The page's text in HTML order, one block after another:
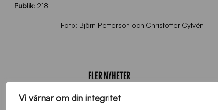
Vi värnar om din integritet
Publik: 218
Foto: Björn Petterson och Christoffer Cylvén
FLER NYHETER
Alla nyheter